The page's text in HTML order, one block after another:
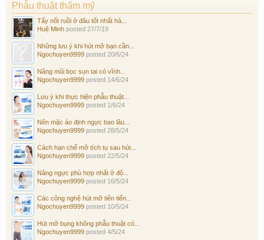
Phẫu thuật thẩm mỹ
Tẩy nốt ruồi ở đâu tốt nhất hà...
Huệ Minh posted 27/7/19
Những lưu ý khi hút mỡ bạn cần...
Ngochuyen9999 posted 20/6/24
Nâng mũi bọc sụn tai có vĩnh...
Ngochuyen9999 posted 14/6/24
Lưu ý khi thực hiện phẫu thuật...
Ngochuyen9999 posted 1/6/24
Nên mặc áo định ngực bao lâu...
Ngochuyen9999 posted 28/5/24
Cách hạn chế mỡ tích tụ sau hút...
Ngochuyen9999 posted 22/5/24
Nâng ngực phù hợp nhất ở độ...
Ngochuyen9999 posted 16/5/24
Các công nghệ hút mỡ tiên tiến...
Ngochuyen9999 posted 10/5/24
Hút mỡ bụng không phẫu thuật có...
Ngochuyen9999 posted 4/5/24